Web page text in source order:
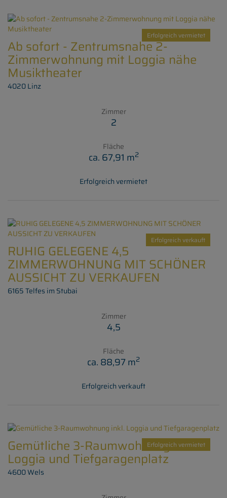
Erfolgreich vermietet
Ab sofort - Zentrumsnahe 2-
Zimmerwohnung mit Loggia nähe
Musiktheater
4020 Linz
Zimmer
2
Fläche
ca. 67,91 m2
Erfolgreich vermietet
Erfolgreich verkauft
RUHIG GELEGENE 4,5
ZIMMERWOHNUNG MIT SCHÖNER
AUSSICHT ZU VERKAUFEN
6165 Telfes im Stubai
Zimmer
4,5
Fläche
ca. 88,97 m2
Erfolgreich verkauft
Erfolgreich vermietet
Gemütliche 3-Raumwohnung inkl.
Loggia und Tiefgaragenplatz
4600 Wels